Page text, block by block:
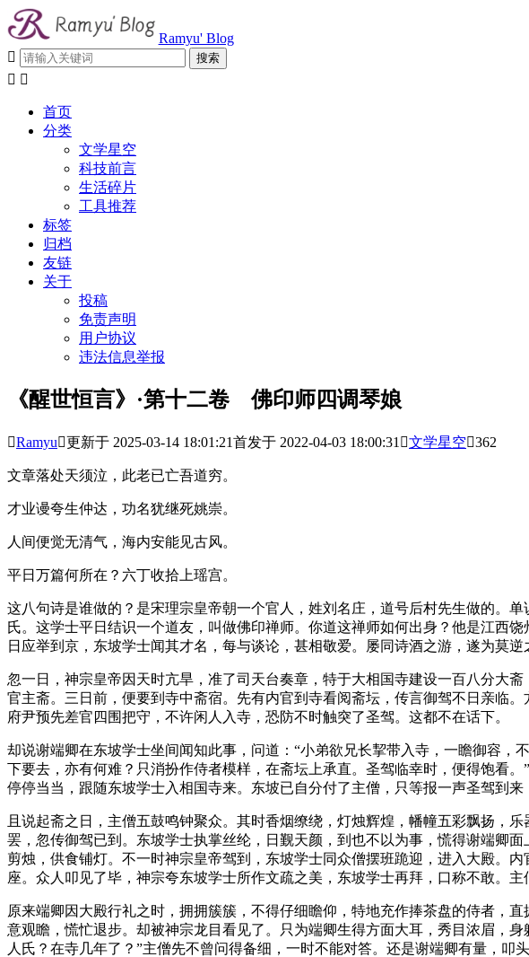
Ramyu' Blog

 
首页
分类
文学星空
科技前言
生活碎片
工具推荐
标签
归档
友链
关于
投稿
免责声明
用户协议
违法信息举报
《醒世恒言》·第十二卷 佛印师四调琴娘
Ramyu更新于 2025-03-14 18:01:21首发于 2022-04-03 18:00:31 文学星空362
文章落处天须泣，此老已亡吾道穷。
才业谩夸生仲达，功名犹继死姚崇。
人间便觉无清气，海内安能见古风。
平日万篇何所在？六丁收拾上瑶宫。
这八句诗是谁做的？是宋理宗皇帝朝一个官人，姓刘名庄，道号后村先生做的。
氏。这学士平日结识一个道友，叫做佛印禅师。你道这禅师如何出身？他是江西
日应举到京，东坡学士闻其才名，每与谈论，甚相敬爱。屡同诗酒之游，遂为莫逆
忽一日，神宗皇帝因天时亢旱，准了司天台奏章，特于大相国寺建设一百八分大
官主斋。三日前，便要到寺中斋宿。先有内官到寺看阅斋坛，传言御驾不日亲临
府尹预先差官四围把守，不许闲人入寺，恐防不时触突了圣驾。这都不在话下。
却说谢端卿在东坡学士坐间闻知此事，问道：“小弟欲兄长挈带入寺，一瞻御容，
下要去，亦有何难？只消扮作侍者模样，在斋坛上承直。圣驾临幸时，便得饱看
停停当当，跟随东坡学士入相国寺来。东坡已自分付了主僧，只等报一声圣驾到
且说起斋之日，主僧五鼓鸣钟聚众。其时香烟缭绕，灯烛辉煌，幡幢五彩飘扬，
罢，忽传御驾已到。东坡学士执掌丝纶，日觐天颜，到也不以为事，慌得谢端卿
剪烛，供食铺灯。不一时神宗皇帝驾到，东坡学士同众僧摆班跪迎，进入大殿。
座。众人叩见了毕，神宗夸东坡学士所作文疏之美，东坡学士再拜，口称不敢。主
原来端卿因大殿行礼之时，拥拥簇簇，不得仔细瞻仰，特地充作捧茶盘的侍者，
意观瞻，慌忙退步。却被神宗龙目看见了。只为端卿生得方面大耳，秀目浓眉，
人氏？在寺几年了？”主僧先不曾问得备细，一时不能对答。还是谢端卿有量，